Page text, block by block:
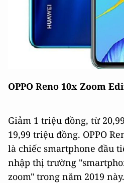
OPPO Reno 10x Zoom
Giảm 1 triệu đồng, từ
19,99 triệu đồng. OPPO
là chiếc smartphone đầu
nhập thị trường
zoom" trong năm 2019